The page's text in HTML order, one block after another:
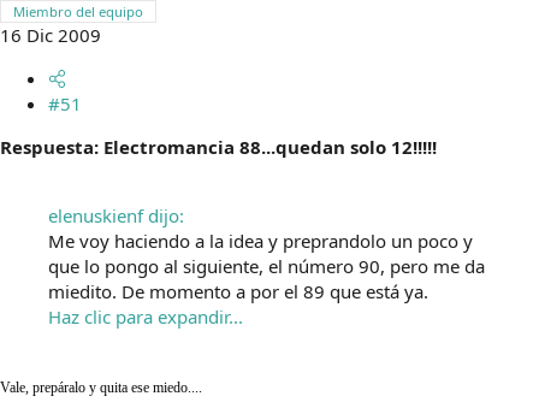
Miembro del equipo
16 Dic 2009
#51
Respuesta: Electromancia 88...quedan solo 12!!!!!
elenuskienf dijo:
Me voy haciendo a la idea y preprandolo un poco y
que lo pongo al siguiente, el número 90, pero me da
miedito. De momento a por el 89 que está ya.
Haz clic para expandir...
Vale, prepáralo y quita ese miedo....